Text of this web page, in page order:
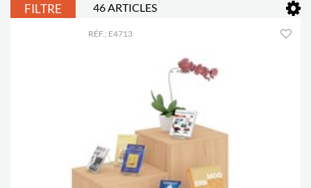
L'entreprise
FILTRE 46 ARTICLES
RÉF.: E4713